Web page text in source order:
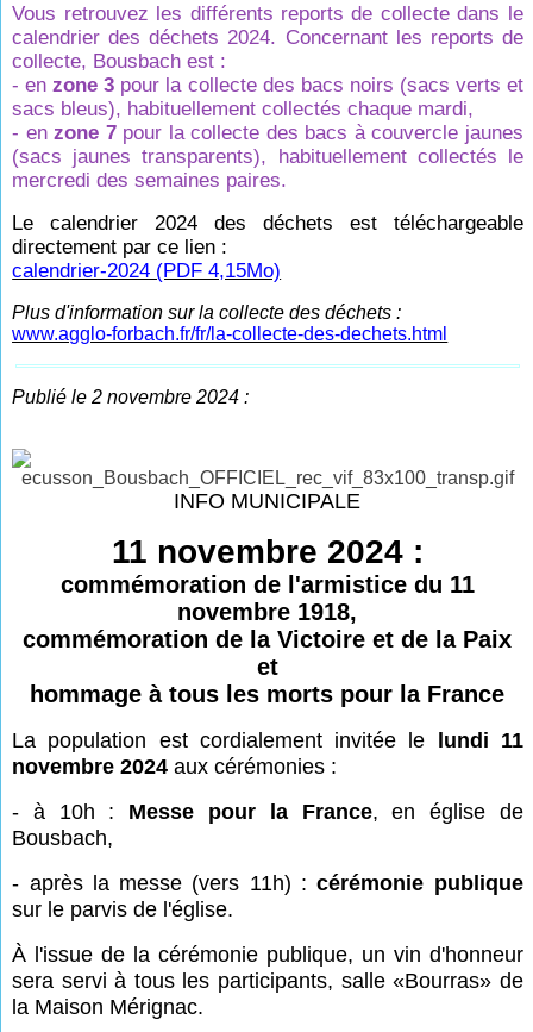
Vous retrouvez les différents reports de collecte dans le
calendrier des déchets 2024. Concernant les reports de
collecte, Bousbach est :
- enzone 3 pour la collecte des bacs noirs (sacs verts et
sacs bleus), habituellement collectés chaque mardi,
- enzone 7pour la collecte des bacs à couvercle jaunes
(sacs jaunes transparents), habituellement collectés le
mercredi des semaines paires.
Le calendrier 2024 des déchets est téléchargeable
directement par ce lien :
calendrier-2024 (PDF 4,15Mo)
Plus d'information sur la collecte des déchets :
www.agglo-forbach.fr/fr/la-collecte-des-dechets.html
Publié le 2 novembre 2024 :
INFO MUNICIPALE
11 novembre 2024 :
commémoration de l'armistice du 11
novembre 1918,
commémoration de la Victoire et de la Paix
et
hommage à tous les morts pour la France
La population est cordialement invitée le lundi 11
novembre 2024 aux cérémonies :
- à 10h : Messe pour la France, en église de
Bousbach,
- après la messe (vers 11h) :cérémonie publique
sur le parvis de l'église.
À l'issue de la cérémonie publique, un vin d'honneur
sera servi à tous les participants, salle «Bourras» de
la Maison Mérignac.